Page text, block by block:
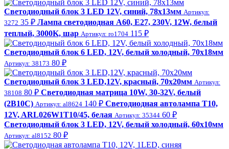
Светодиодный блок 3 LED 12V, синий, 78х13мм Артикул:
3272 35 ₽ Лампа светодиодная A60, E27, 230V, 12W, белый
теплый, 3000K, шар Артикул: ro1704 115 ₽
Светодиодный блок 6 LED, 12V, белый холодный, 70х18мм
Артикул: 38173 80 ₽
Светодиодный блок 3 LED,12V, красный, 70x20мм Артикул:
38108 80 ₽ Светодиодная матрица 10W, 30-32V, белый
(2B10C) Артикул: al8624 140 ₽ Светодиодная автолампа Т10,
12V, ARL026W1T10/45, белая Артикул: 35344 60 ₽
Светодиодный блок 3 LED, 12V, белый холодный, 60х10мм
Артикул: al8152 80 ₽